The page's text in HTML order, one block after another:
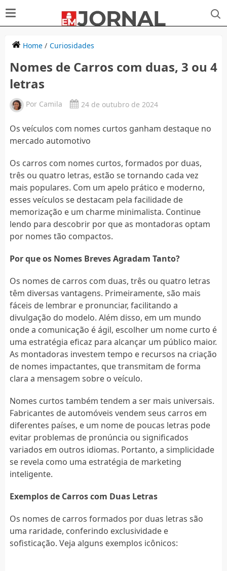
Home/ Curiosidades
Nomes de Carros com duas, 3 ou 4
letras
Por Camila 24 de outubro de 2024
Os veículos com nomes curtos ganham destaque no
mercado automotivo
Os carros com nomes curtos, formados por duas,
três ou quatro letras, estão se tornando cada vez
mais populares. Com um apelo prático e moderno,
esses veículos se destacam pela facilidade de
memorização e um charme minimalista. Continue
lendo para descobrir por que as montadoras optam
por nomes tão compactos.
Por que os Nomes Breves Agradam Tanto?
Os nomes de carros com duas, três ou quatro letras
têm diversas vantagens. Primeiramente, são mais
fáceis de lembrar e pronunciar, facilitando a
divulgação do modelo. Além disso, em um mundo
onde a comunicação é ágil, escolher um nome curto é
uma estratégia eficaz para alcançar um público maior.
As montadoras investem tempo e recursos na criação
de nomes impactantes, que transmitam de forma
clara a mensagem sobre o veículo.
Nomes curtos também tendem a ser mais universais.
Fabricantes de automóveis vendem seus carros em
diferentes países, e um nome de poucas letras pode
evitar problemas de pronúncia ou significados
variados em outros idiomas. Portanto, a simplicidade
se revela como uma estratégia de marketing
inteligente.
Exemplos de Carros com Duas Letras
Os nomes de carros formados por duas letras são
uma raridade, conferindo exclusividade e
sofisticação. Veja alguns exemplos icônicos: